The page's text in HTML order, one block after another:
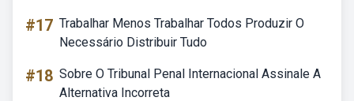
#17 Trabalhar Menos Trabalhar Todos Produzir O
Necessário Distribuir Tudo
#18 Sobre O Tribunal Penal Internacional Assinale A
Alternativa Incorreta